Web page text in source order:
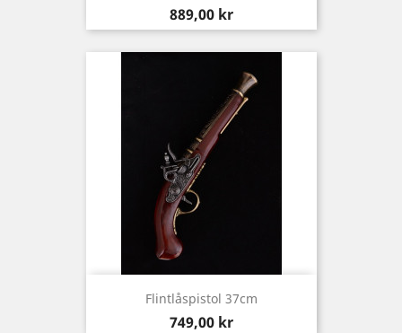
Pris
889,00 kr
Flintlåspistol 37cm
Pris
749,00 kr